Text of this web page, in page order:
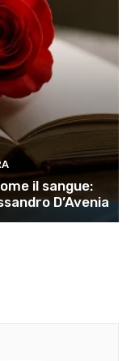
il sangue:
D’Avenia